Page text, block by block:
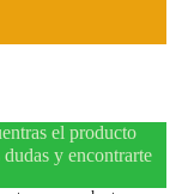
el producto
y encontrarte